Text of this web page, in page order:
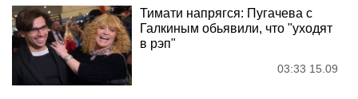
Тимати напрягся: Пугачева с
Галкиным обьявили, что "уходят
в рэп"
03:33 15.09